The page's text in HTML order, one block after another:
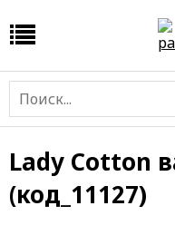
Lady Cotton
(код_11127)